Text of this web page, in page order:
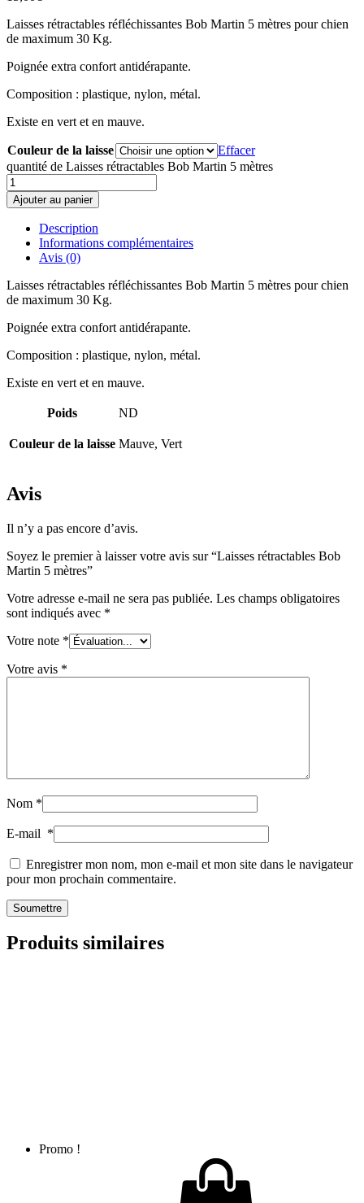
Laisses rétractables réfléchissantes Bob Martin 5 mètres pour chien
de maximum 30 Kg.
Poignée extra confort antidérapante.
Composition : plastique, nylon, métal.
Existe en vert et en mauve.
Couleur de la laisse
Effacer
quantité de Laisses rétractables Bob Martin 5 mètres
Ajouter au panier
Description
Informations complémentaires
Avis (0)
Laisses rétractables réfléchissantes Bob Martin 5 mètres pour chien
de maximum 30 Kg.
Poignée extra confort antidérapante.
Composition : plastique, nylon, métal.
Existe en vert et en mauve.
Poids ND
Couleur de la laisse Mauve, Vert
Avis
Il n’y a pas encore d’avis.
Soyez le premier à laisser votre avis sur “Laisses rétractables Bob
Martin 5 mètres”
Votre adresse e-mail ne sera pas publiée. Les champs obligatoires
sont indiqués avec *
Votre note *
Votre avis *
Nom *
E-mail *
Enregistrer mon nom, mon e-mail et mon site dans le navigateur
pour mon prochain commentaire.
Produits similaires
Promo !